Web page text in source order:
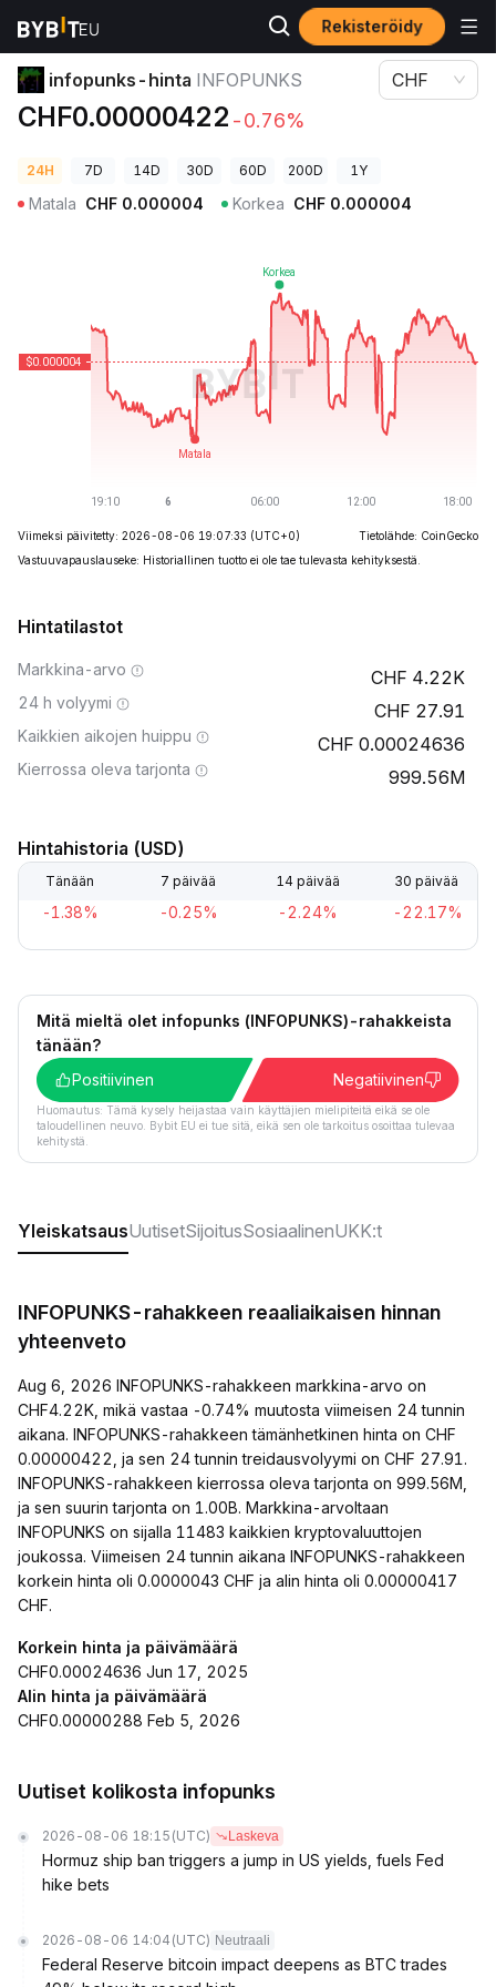
Rekisteröidy
Kryptohinnat infopunks-hinta INFOPUNKS
infopunks-hinta INFOPUNKS
CHF0.00000422 -0.76%
CHF
24H 7D 14D 30D 60D 200D 1Y
Matala CHF 0.000004 Korkea CHF 0.000004
Viimeksi päivitetty: 2026-08-06 19:07:33 (UTC+0)
Tietolähde: CoinGecko
Vastuuvapauslauseke: Historiallinen tuotto ei ole tae tulevasta kehityksestä.
Hintatilastot
Markkina-arvo 4.22K
24 h volyymi 27.91
Kaikkien aikojen huippu 0.00024636
Kierrossa oleva tarjonta 999.56M
Hintahistoria (USD)
Tänään 7 päivää 14 päivää 30 päivää
-1.38% -0.25% -2.24% -22.17%
Mitä mieltä olet infopunks (INFOPUNKS)-rahakkeista
tänään?
Positiivinen
Negatiivinen
Huomautus: Tämä kysely heijastaa vain käyttäjien mielipiteitä eikä se ole
taloudellinen neuvo. Bybit EU ei tue sitä, eikä sen ole tarkoitus osoittaa tulevaa
kehitystä.
YleiskatsausUutisetSijoitusSosiaalinenUKK:t
INFOPUNKS-rahakkeen reaaliaikaisen hinnan
yhteenveto
Aug 6, 2026 INFOPUNKS-rahakkeen markkina-arvo on
CHF4.22K, mikä vastaa -0.74% muutosta viimeisen 24 tunnin
aikana. INFOPUNKS-rahakkeen tämänhetkinen hinta on CHF
0.00000422, ja sen 24 tunnin treidausvolyymi on CHF 27.91.
INFOPUNKS-rahakkeen kierrossa oleva tarjonta on 999.56M,
ja sen suurin tarjonta on 1.00B. Markkina-arvoltaan
INFOPUNKS on sijalla 11483 kaikkien kryptovaluuttojen
joukossa. Viimeisen 24 tunnin aikana INFOPUNKS-rahakkeen
korkein hinta oli 0.0000043 CHF ja alin hinta oli 0.00000417
CHF.
Korkein hinta ja päivämäärä
CHF0.00024636 Jun 17, 2025
Alin hinta ja päivämäärä
CHF0.00000288 Feb 5, 2026
Uutiset kolikosta infopunks
2026-08-06 18:15 (UTC) Laskeva
Hormuz ship ban triggers a jump in US yields, fuels Fed
hike bets
2026-08-06 14:04 (UTC) Neutraali
Federal Reserve bitcoin impact deepens as BTC trades